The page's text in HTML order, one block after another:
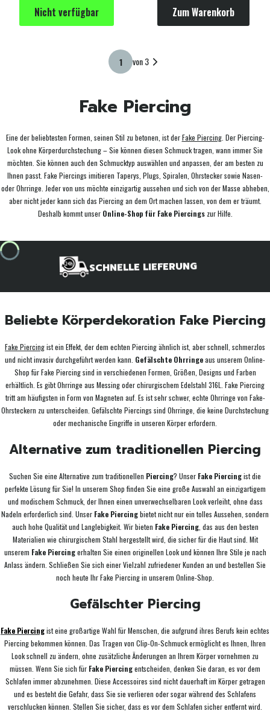
Nicht verfügbar Zum Warenkorb
von 3
Fake Piercing
Eine der beliebtesten Formen, seinen Stil zu betonen, ist derFake Piercing. Der Piercing-
Look ohne Körperdurchstechung – Sie können diesen Schmuck tragen, wann immer Sie
möchten. Sie können auch den Schmucktyp auswählen und anpassen, der am besten zu
Ihnen passt. Fake Piercings imitieren Taperys, Plugs, Spiralen, Ohrstecker sowie Nasen-
oder Ohrringe. Jeder von uns möchte einzigartig aussehen und sich von der Masse abheben,
aber nicht jeder kann sich das Piercing an dem Ort machen lassen, von dem er träumt.
Deshalb kommt unser Online-Shop für Fake Piercingszur Hilfe.
SCHNELLE LIEFERUNG
Beliebte Körperdekoration Fake Piercing
Fake Piercingist ein Effekt, der dem echten Piercing ähnlich ist, aber schnell, schmerzlos
und nicht invasiv durchgeführt werden kann. Gefälschte Ohrringeaus unserem Online-
Shop für Fake Piercing sind in verschiedenen Formen, Größen, Designs und Farben
erhältlich. Es gibt Ohrringe aus Messing oder chirurgischem Edelstahl 316L. Fake Piercing
tritt am häufigsten in Form von Magneten auf. Es ist sehr schwer, echte Ohrringe von Fake-
Ohrsteckern zu unterscheiden. Gefälschte Piercings sind Ohrringe, die keine Durchstechung
oder mechanische Eingriffe in unseren Körper erfordern.
Alternative zum traditionellen Piercing
Suchen Sie eine Alternative zum traditionellen Piercing? Unser Fake Piercingist die
perfekte Lösung für Sie! In unserem Shop finden Sie eine große Auswahl an einzigartigem
und modischem Schmuck, der Ihnen einen unverwechselbaren Look verleiht, ohne dass
Nadeln erforderlich sind. Unser Fake Piercingbietet nicht nur ein tolles Aussehen, sondern
auch hohe Qualität und Langlebigkeit. Wir bieten Fake Piercing, das aus den besten
Materialien wie chirurgischem Stahl hergestellt wird, die sicher für die Haut sind. Mit
unserem Fake Piercingerhalten Sie einen originellen Look und können Ihre Stile je nach
Anlass ändern. Schließen Sie sich einer Vielzahl zufriedener Kunden an und bestellen Sie
noch heute Ihr Fake Piercing in unserem Online-Shop.
Gefälschter Piercing
Fake Piercingist eine großartige Wahl für Menschen, die aufgrund ihres Berufs kein echtes
Piercing bekommen können. Das Tragen von Clip-On-Schmuck ermöglicht es Ihnen, Ihren
Look schnell zu ändern, ohne zusätzliche Änderungen an Ihrem Körper vornehmen zu
müssen. Wenn Sie sich für Fake Piercingentscheiden, denken Sie daran, es vor dem
Schlafen immer abzunehmen. Diese Accessoires sind nicht dauerhaft im Körper getragen
und es besteht die Gefahr, dass Sie sie verlieren oder sogar während des Schlafens
verschlucken können. Stellen Sie sicher, dass es vor dem Schlafen sicher entfernt wird.